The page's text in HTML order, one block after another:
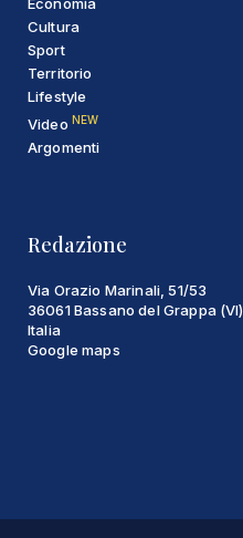
Cultura
Sport
Territorio
Lifestyle
Video NEW
Argomenti
Redazione
Via Orazio Marinali, 51/53
36061 Bassano del Grappa (VI)
Italia
Google maps